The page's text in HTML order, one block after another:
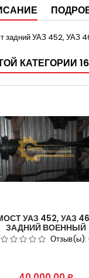
задний УАЗ 452, УАЗ
КАТЕГОРИИ
УАЗ 452, УАЗ
ЗАДНИЙ ВОЕННЫЙ
(РЕДУКТОРНЫЙ)
«ГОЛОВАСТИК»,
Отзыв(ы):